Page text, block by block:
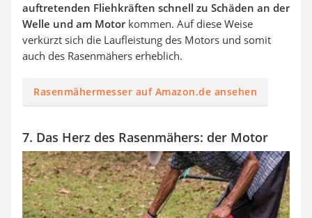
auftretenden Fliehkräften schnell zu Schäden an der
Welle und am Motorkommen. Auf diese Weise
verkürzt sich die Laufleistung des Motors und somit
auch des Rasenmähers erheblich.
Rasenmähermesser auf Amazon.de ansehen
7. Das Herz des Rasenmähers: der Motor